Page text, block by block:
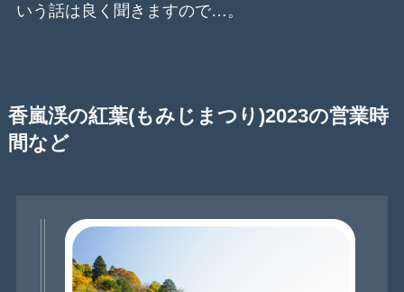
いう話は良く聞きますので…。
香嵐渓の紅葉(もみじまつり)2023の営業時
間など